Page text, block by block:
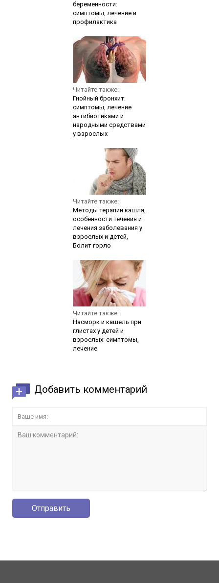
беременности:
симптомы, лечение и
профилактика
Читайте также:
Гнойный бронхит:
симптомы, лечение
антибиотиками и
народными средствами
у взрослых
Читайте также:
Методы терапии кашля,
особенности течения и
лечения заболевания у
взрослых и детей,
Болит горло
Читайте также:
Насморк и кашель при
глистах у детей и
взрослых: симптомы,
лечение
Добавить комментарий